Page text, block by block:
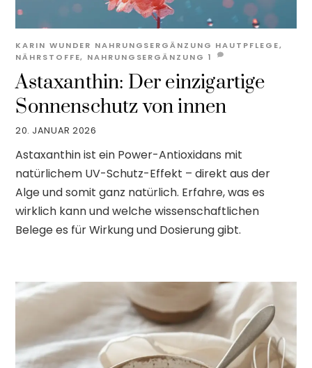
20. JANUAR 2026
Astaxanthin: Der einzigartige
Sonnenschutz von innen
KARIN WUNDER NAHRUNGSERGÄNZUNG HAUTPFLEGE,
NÄHRSTOFFE, NAHRUNGSERGÄNZUNG 1
Astaxanthin ist ein Power-Antioxidans mit
natürlichem UV-Schutz-Effekt – direkt aus der
Alge und somit ganz natürlich. Erfahre, was es
wirklich kann und welche wissenschaftlichen
Belege es für Wirkung und Dosierung gibt.